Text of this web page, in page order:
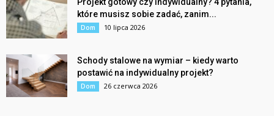
Projekt gotowy czy indywidualny? 4 pytania,
które musisz sobie zadać, zanim...
Dom 10 lipca 2026
Schody stalowe na wymiar – kiedy warto
postawić na indywidualny projekt?
Dom 26 czerwca 2026